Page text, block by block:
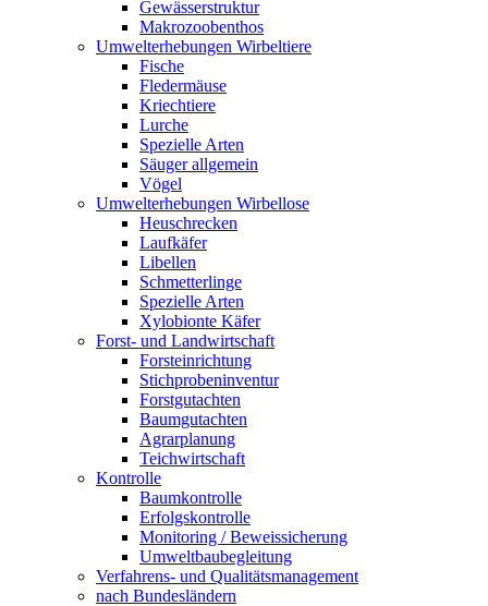
Gewässerstruktur
Makrozoobenthos
Umwelterhebungen Wirbeltiere
Fische
Fledermäuse
Kriechtiere
Lurche
Spezielle Arten
Säuger allgemein
Vögel
Umwelterhebungen Wirbellose
Heuschrecken
Laufkäfer
Libellen
Schmetterlinge
Spezielle Arten
Xylobionte Käfer
Forst- und Landwirtschaft
Forsteinrichtung
Stichprobeninventur
Forstgutachten
Baumgutachten
Agrarplanung
Teichwirtschaft
Kontrolle
Baumkontrolle
Erfolgskontrolle
Monitoring / Beweissicherung
Umweltbaubegleitung
Verfahrens- und Qualitätsmanagement
nach Bundesländern